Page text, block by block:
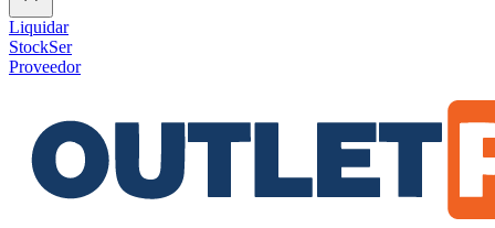
Liquidar
StockSer
Proveedor